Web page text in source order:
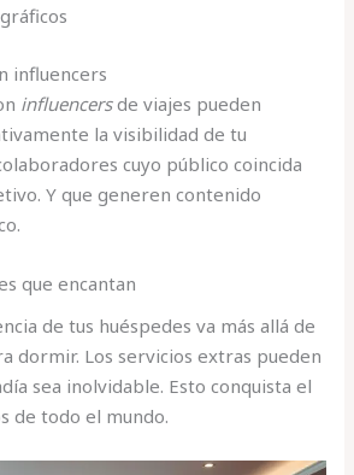
influencers
influencersde viajes pueden
la visibilidad de tu
cuyo público coincida
Y que generen contenido
que encantan
de tus huéspedes va más allá de
dormir. Los servicios extras pueden
sea inolvidable. Esto conquista el
de todo el mundo.